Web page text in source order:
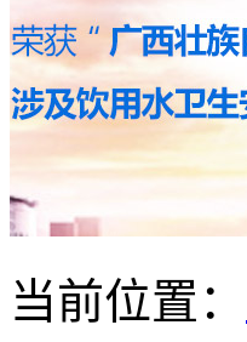
当前位置 ：